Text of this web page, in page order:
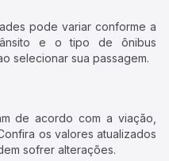
pode variar conforme a
e o tipo de ônibus
selecionar sua passagem.
de acordo com a viação,
os valores atualizados
sofrer alterações.